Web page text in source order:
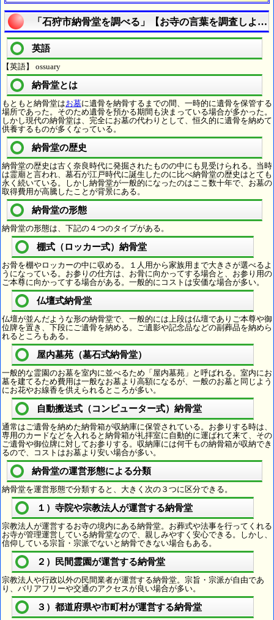
「石狩市納骨堂を調べる」【お寺の言葉を調査しよう
英語
【英語】 ossuary
納骨堂とは
もともと納骨堂はお墓に遺骨を納骨するまでの間、一時的に遺骨を保管する
場所であった。そのため遺骨を預かる期間も決まっている場合が多かった。
しかし現代の納骨堂は、完全にお墓の代わりとして、恒久的に遺骨を納めて
供養するものが多くなっている。
納骨堂の歴史
納骨堂の歴史は古く奈良時代に発掘されたものの中にも見受けられる。当時
は霊廟と言われ、墓石が江戸時代に誕生したのに比べ納骨堂の歴史はとても
永く続いている。しかし納骨堂が一般的になったのはここ数十年で、お墓の
取得費用が高騰したことが背景にある。
納骨堂の形態
納骨堂の形態は、下記の４つのタイプがある。
棚式（ロッカー式）納骨堂
お骨を棚やロッカーの中に収める。１人用から家族用まで大きさが選べるよ
うになっている。お参りの仕方は、お骨に向かってする場合と、お参り用の
ご本尊に向かってする場合がある。一般的にコストは安価な場合が多い。
仏壇式納骨堂
仏壇が並んだような形の納骨堂で、一般的には上段は仏壇でありご本尊や御
位牌を置き、下段にご遺骨を納める。ご遺影や記念品などの副葬品を納めら
れるところもある。
屋内墓苑（墓石式納骨堂）
一般的な霊園のお墓を室内に並べるため「屋内墓苑」と呼ばれる。室内にお
墓を建てるため費用は一般なお墓より高額になるが、一般のお墓と同じよう
にお花やお線香を供えられるところが多い。
自動搬送式（コンピューター式）納骨堂
通常はご遺骨を納めた納骨箱が収納庫に保管されている。お参りする時は、
専用のカードなどを入れると納骨箱が礼拝室に自動的に運ばれて来て、その
ご遺骨や御位牌に対してお参りする。収納庫には何千もの納骨箱が収納でき
るので、コストはお墓より安い場合が多い。
納骨堂の運営形態による分類
納骨堂を運営形態で分類すると、大きく次の３つに区分できる。
１）寺院や宗教法人が運営する納骨堂
宗教法人が運営するお寺の境内にある納骨堂。お葬式や法事を行ってくれる
お寺が管理運営している納骨堂なので、親しみやすく安心できる。しかし、
信仰している宗旨・宗派でないと納骨できない場合もある。
２）民間霊園が運営する納骨堂
宗教法人や行政以外の民間業者が運営する納骨堂。宗旨・宗派が自由であ
り、バリアフリーや交通のアクセスが良い場合が多い。
３）都道府県や市町村が運営する納骨堂